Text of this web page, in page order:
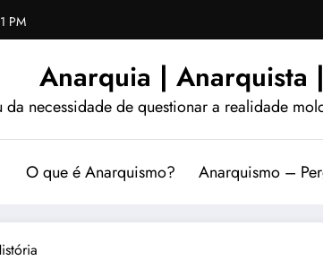
PM
Anarquia |
da necessidade de questionar a realidade
O que é Anarquismo? Anarquismo –